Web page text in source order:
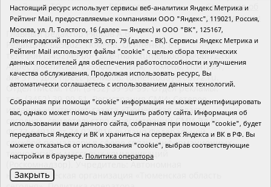
районов ТО
RSS поток
Сведения об
организации
Главный редактор Рябков А.В.
Редакция: 625002, Тюмень, Осипенко, 81,
телефон (3452)49-00-18, e-mail: tumentoday@obl72.ru
Адрес для писем: 625000, Россия, Тюмень, Почтамт,
а/я 371. Для пресс-релизов: tumentoday@obl72.ru.
Отдел писем: тел. (3452) 39-90-59. Отдел рекламы:
тел. (3452) 39-90-51. Регистрация СМИ: Сетевое
издание «Интернет-газета «Тюменская область
сегодня», свидетельство о регистрации СМИ Эл №
ФС77-64918 от 24.02.2016 выдано Федеральной
службой по надзору в сфере связи, информационных
технологий и массовых коммуникаций
некоммерческая организация «Тюменская область
Настоящий ресурс использует сервисы веб-аналитики Яндекс Метрика и
Рейтинг Mail, предоставляемые компаниями ООО "Яндекс", 119021, Россия,
Москва, ул. Л. Толстого, 16 (далее — Яндекс) и ООО "ВК", 125167,
Ленинградский проспект 39, стр. 79 (далее - ВК). Сервисы Яндекс Метрика и
Рейтинг Mail используют файлы "cookie" с целью сбора технических
данных посетителей для обеспечения работоспособности и улучшения
качества обслуживания. Продолжая использовать ресурс, Вы
автоматически соглашаетесь с использованием данных технологий.
Собранная при помощи "cookie" информация не может идентифицировать
вас, однако может помочь нам улучшить работу сайта. Информация об
использовании вами данного сайта, собранная при помощи "cookie", будет
передаваться Яндексу и ВК и храниться на серверах Яндекса и ВК в РФ. Вы
можете отказаться от использования "cookie", выбрав соответствующие
настройки в браузере. Политика оператора
Закрыть